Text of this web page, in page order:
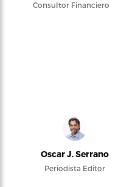
Consultor Financiero
Oscar J. Serrano
Periodista Editor